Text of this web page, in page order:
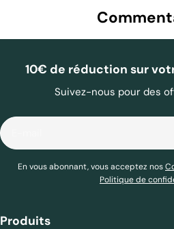
Produits
10€ de réduction sur
Suivez-nous pour des
E-
mail
En vous abonnant, vous acceptez nos
Politique de